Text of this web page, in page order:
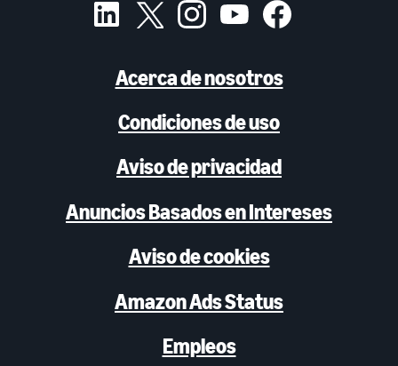
Acerca de nosotros
Condiciones de uso
Aviso de privacidad
Anuncios Basados en Intereses
Aviso de cookies
Amazon Ads Status
Empleos